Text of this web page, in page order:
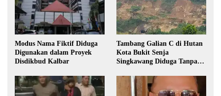
Modus Nama Fiktif Diduga
Digunakan dalam Proyek
Disdikbud Kalbar
Tambang Galian C di Hutan
Kota Bukit Senja
Singkawang Diduga Tanpa